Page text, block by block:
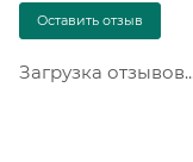
Оставить отзыв
Загрузка